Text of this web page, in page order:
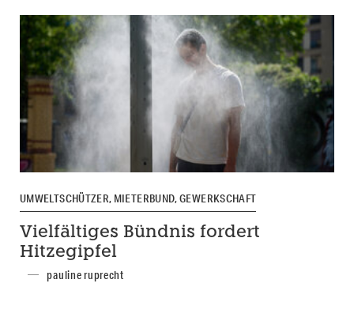
UMWELTSCHÜTZER, MIETERBUND, GEWERKSCHAFT
Vielfältiges Bündnis fordert
Hitzegipfel
pauline ruprecht